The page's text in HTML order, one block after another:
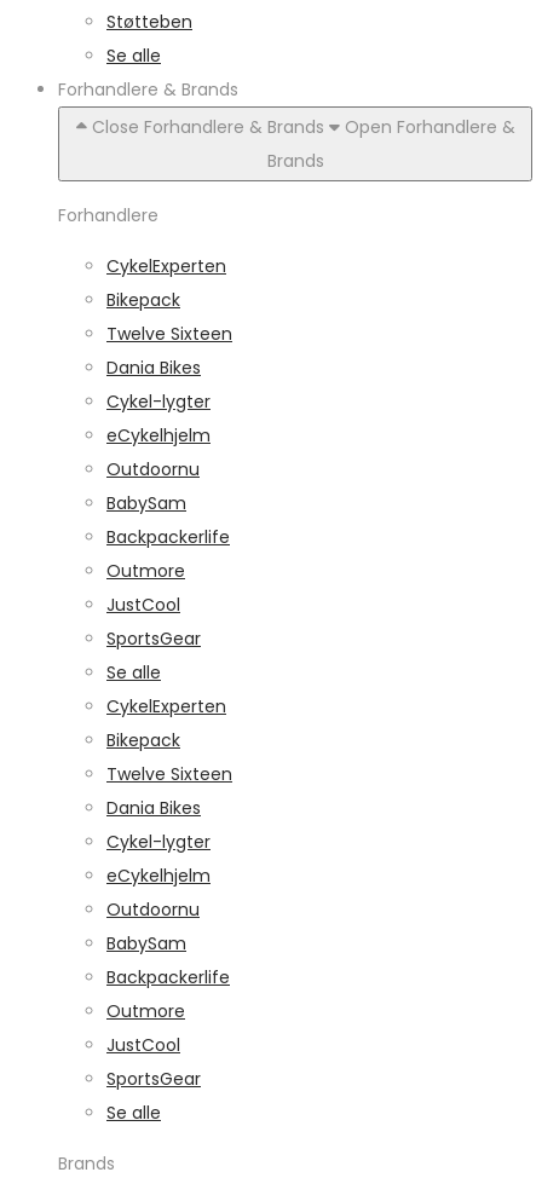
Støtteben
Se alle
Forhandlere & Brands
Close Forhandlere & Brands
Open Forhandlere &
Brands
Forhandlere
CykelExperten
Bikepack
Twelve Sixteen
Dania Bikes
Cykel-lygter
eCykelhjelm
Outdoornu
BabySam
Backpackerlife
Outmore
JustCool
SportsGear
Se alle
CykelExperten
Bikepack
Twelve Sixteen
Dania Bikes
Cykel-lygter
eCykelhjelm
Outdoornu
BabySam
Backpackerlife
Outmore
JustCool
SportsGear
Se alle
Brands